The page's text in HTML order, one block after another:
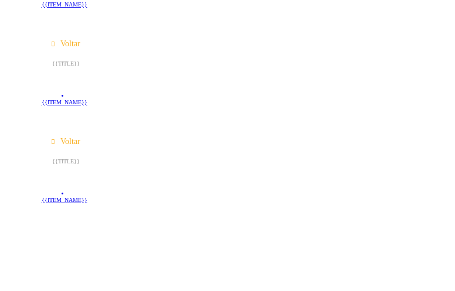
{{ITEM_NAME}}
Voltar
{{TITLE}}
{{ITEM_NAME}}
Voltar
{{TITLE}}
{{ITEM_NAME}}